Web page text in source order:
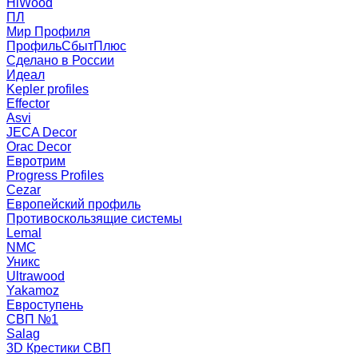
HiWood
ПЛ
Мир Профиля
ПрофильСбытПлюс
Сделано в России
Идеал
Kepler profiles
Effector
Asvi
JECA Decor
Orac Decor
Евротрим
Progress Profiles
Cezar
Европейский профиль
Противоскользящие системы
Lemal
NMC
Уникс
Ultrawood
Yakamoz
Евроступень
СВП №1
Salag
3D Крестики СВП